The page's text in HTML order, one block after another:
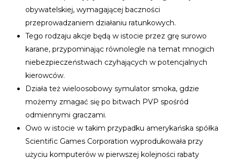
obywatelskiej, wymagającej baczności
przeprowadzaniem działaniu ratunkowych.
Tego rodzaju akcje będą w istocie przez grę surowo
karane, przypominając równolegle na temat mnogich
niebezpieczeństwach czyhających w potencjalnych
kierowców.
Działa też wieloosobowy symulator smoka, gdzie
możemy zmagać się po bitwach PVP spośród
odmiennymi graczami.
Owo w istocie w takim przypadku amerykańska spółka
Scientific Games Corporation wyprodukowała przy
użyciu komputerów w pierwszej kolejności rabaty